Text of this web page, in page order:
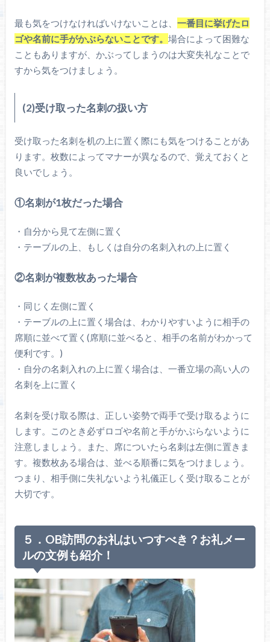
最も気をつけなければいけないことは、 一番目に挙げたロ
ゴや名前に手がかぶらないことです。 場合によって困難な
こともありますが、かぶってしまうのは大変失礼なことで
すから気をつけましょう。
(2)受け取った名刺の扱い方
受け取った名刺を机の上に置く際にも気をつけることがあ
ります。枚数によってマナーが異なるので、覚えておくと
良いでしょう。
①名刺が1枚だった場合
・自分から見て左側に置く
・テーブルの上、もしくは自分の名刺入れの上に置く
②名刺が複数枚あった場合
・同じく左側に置く
・テーブルの上に置く場合は、わかりやすいように相手の
席順に並べて置く(席順に並べると、相手の名前がわかって
便利です。)
・自分の名刺入れの上に置く場合は、一番立場の高い人の
名刺を上に置く
名刺を受け取る際は、正しい姿勢で両手で受け取るように
します。このとき必ずロゴや名前と手がかぶらないように
注意しましょう。また、席についたら名刺は左側に置きま
す。複数枚ある場合は、並べる順番に気をつけましょう。
つまり、相手側に失礼ないよう礼儀正しく受け取ることが
大切です。
５．OB訪問のお礼はいつすべき？お礼メー
ルの文例も紹介！